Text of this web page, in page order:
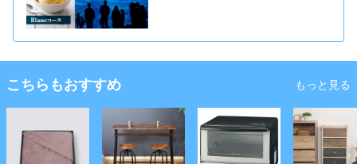
こちらもおすすめ もっと見る